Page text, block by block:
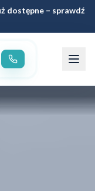
dostępne – sprawdź